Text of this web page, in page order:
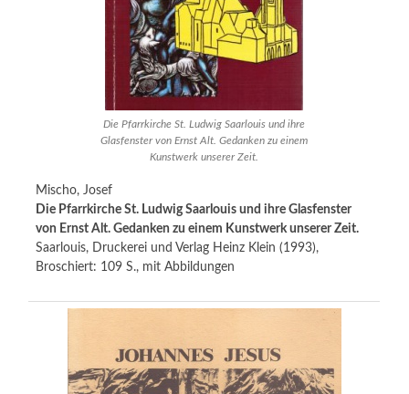
Die Pfarrkirche St. Ludwig Saarlouis und ihre
Glasfenster von Ernst Alt. Gedanken zu einem
Kunstwerk unserer Zeit.
Mischo, Josef
Die Pfarrkirche St. Ludwig Saarlouis und ihre Glasfenster
von Ernst Alt. Gedanken zu einem Kunstwerk unserer Zeit.
Saarlouis, Druckerei und Verlag Heinz Klein (1993),
Broschiert: 109 S., mit Abbildungen